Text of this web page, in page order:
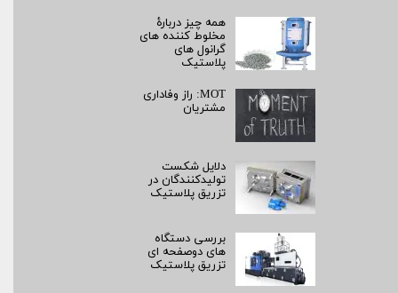
همه چیز دربارۀ
مخلوط کننده های
گرانول های
پلاستیک
MOT: راز وفاداری
مشتریان
دلایل شکست
تولیدکنندگان در
تزریق پلاستیک
بررسی دستگاه
های دوصفحه ای
تزریق پلاستیک